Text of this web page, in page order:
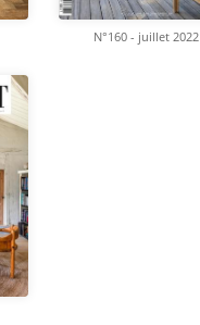
N°160 - juillet 2022